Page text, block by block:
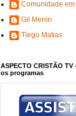
Comunidade em
Gil Menin
Tiego Matias
ASPECTO CRISTÃO TV
os programas